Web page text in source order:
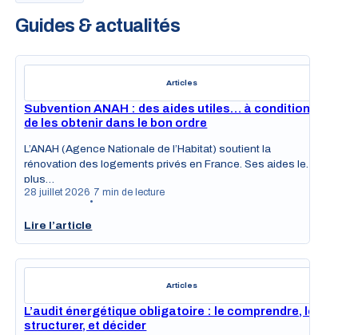
Guides & actualités
Articles
Subvention ANAH : des aides utiles… à condition
de les obtenir dans le bon ordre
L’ANAH (Agence Nationale de l’Habitat) soutient la
rénovation des logements privés en France. Ses aides les
plus…
28 juillet 2026
•
7 min de lecture
Lire l’article
Articles
L’audit énergétique obligatoire : le comprendre, le
structurer, et décider